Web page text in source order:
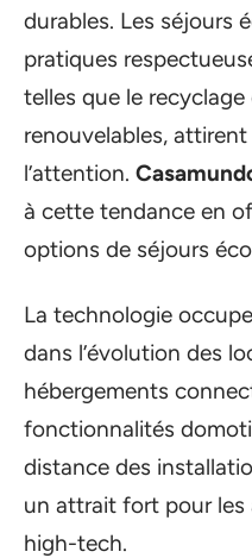
durables. Les séjours
pratiques
telles que le recyclage
renouvelables,
l’attention.
à cette tendance en
options de séjours
La technologie
dans l’évolution des
hébergements
fonctionnalités
distance des
un attrait fort pour les
high-tech.